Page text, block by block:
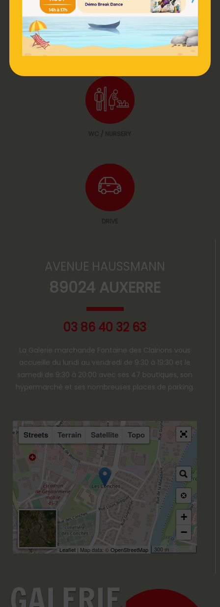
PHOTOMATON
AVENUE HAUSSMANN
89024 AUXERRE
03 86 40 32 63
La Galerie marchande Fontaine des Clairions vous
accueille du lundi au vendredi de 9:30 à 19:30 et le
samedi de 9:30 à 20:00 avec ses 47 boutiques, son
hypermarché et ses nombreuses places de parking.
Streets Terrain Satellite Topo
+
−
300 m
Leaflet | Map data: ©OpenStreetMap